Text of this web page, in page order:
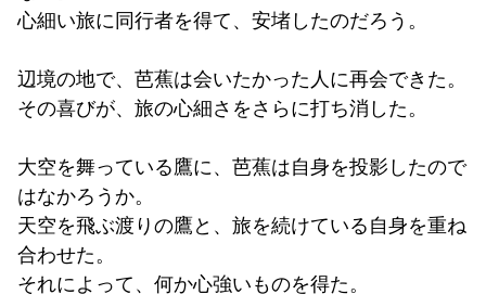
心細い旅に同行者を得て、安堵したのだろう。
辺境の地で、芭蕉は会いたかった人に再会できた。
その喜びが、旅の心細さをさらに打ち消した。
大空を舞っている鷹に、芭蕉は自身を投影したので
はなかろうか。
天空を飛ぶ渡りの鷹と、旅を続けている自身を重ね
合わせた。
それによって、何か心強いものを得た。